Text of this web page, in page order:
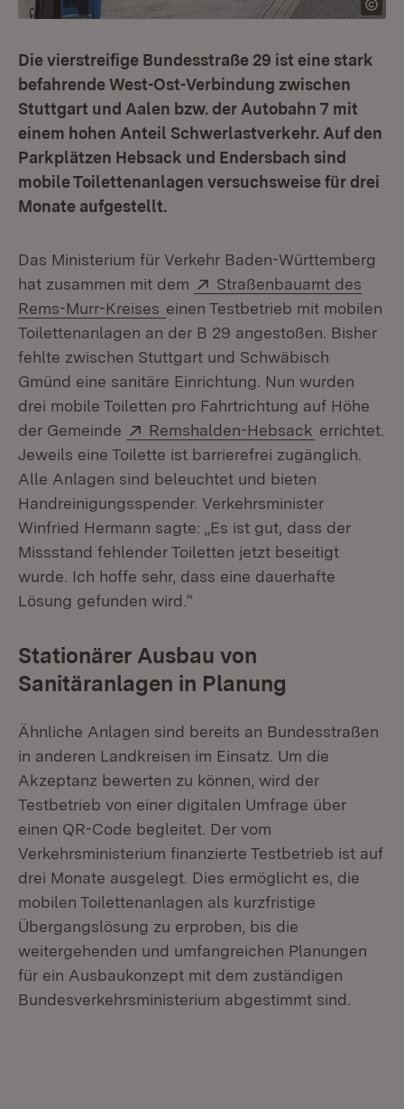
Die vierstreifige Bundesstraße 29 ist eine stark
befahrende West-Ost-Verbindung zwischen
Stuttgart und Aalen bzw. der Autobahn 7 mit
einem hohen Anteil Schwerlastverkehr. Auf den
Parkplätzen Hebsack und Endersbach sind
mobile Toilettenanlagen versuchsweise für drei
Monate aufgestellt.
Das Ministerium für Verkehr Baden-Württemberg
hat zusammen mit dem
Extern:
Straßenbauamt des
Rems-Murr-Kreises (Öffnet in neuem Fenster)
einen Testbetrieb mit mobilen
Toilettenanlagen an der B 29 angestoßen. Bisher
fehlte zwischen Stuttgart und Schwäbisch
Gmünd eine sanitäre Einrichtung. Nun wurden
drei mobile Toiletten pro Fahrtrichtung auf Höhe
der Gemeinde
Extern:
Remshalden-Hebsack (Öffnet in
errichtet.
Jeweils eine Toilette ist barrierefrei zugänglich.
Alle Anlagen sind beleuchtet und bieten
Handreinigungsspender. Verkehrsminister
Winfried Hermann sagte: „Es ist gut, dass der
Missstand fehlender Toiletten jetzt beseitigt
wurde. Ich hoffe sehr, dass eine dauerhafte
Lösung gefunden wird.“
Stationärer Ausbau von
Sanitäranlagen in Planung
Ähnliche Anlagen sind bereits an Bundesstraßen
in anderen Landkreisen im Einsatz. Um die
Akzeptanz bewerten zu können, wird der
Testbetrieb von einer digitalen Umfrage über
einen QR-Code begleitet. Der vom
Verkehrsministerium finanzierte Testbetrieb ist auf
drei Monate ausgelegt. Dies ermöglicht es, die
mobilen Toilettenanlagen als kurzfristige
Übergangslösung zu erproben, bis die
weitergehenden und umfangreichen Planungen
für ein Ausbaukonzept mit dem zuständigen
Bundesverkehrsministerium abgestimmt sind.